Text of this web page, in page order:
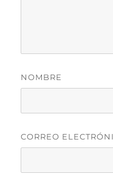
NOMBRE
CORREO